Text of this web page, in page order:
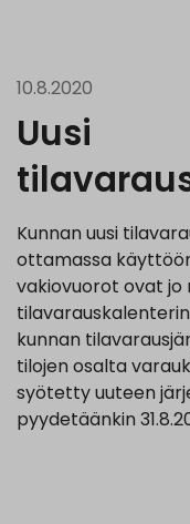
10.8.2020
Uusi
Kunnan uusi
ottamassa
vakiovuorot ovat jo
kunnan
tilojen osalta
syötetty uuteen
pyydetäänkin